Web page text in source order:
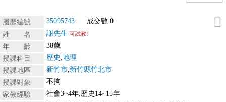
履歷編號 35095743
成交數:0
姓 名
謝先生 可試教!
年 齡
38歲
授課科目
歷史 地理
授課地區
新竹市 新竹縣竹北市
授課對象
不拘
家教經驗
社會3~4年,歷史14~15年